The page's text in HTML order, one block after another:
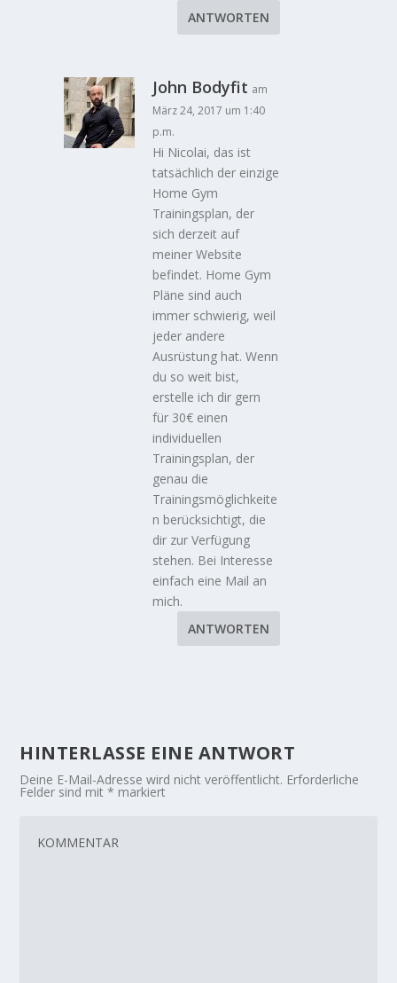
ANTWORTEN
John Bodyfit am
März 24, 2017 um 1:40
p.m.
Hi Nicolai, das ist
tatsächlich der einzige
Home Gym
Trainingsplan, der
sich derzeit auf
meiner Website
befindet. Home Gym
Pläne sind auch
immer schwierig, weil
jeder andere
Ausrüstung hat. Wenn
du so weit bist,
erstelle ich dir gern
für 30€ einen
individuellen
Trainingsplan, der
genau die
Trainingsmöglichkeite
n berücksichtigt, die
dir zur Verfügung
stehen. Bei Interesse
einfach eine Mail an
mich.
ANTWORTEN
HINTERLASSE EINE ANTWORT
Deine E-Mail-Adresse wird nicht veröffentlicht. Erforderliche
Felder sind mit* markiert